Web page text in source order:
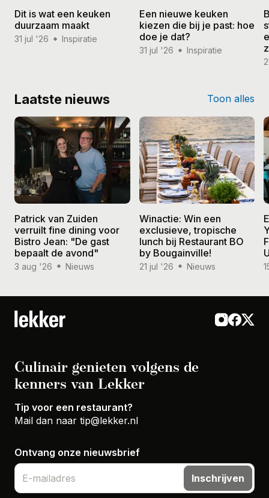
Dit is wat een keuken
duurzaam maakt
31 jul '26 Inspiratie
Een nieuwe keuken
kiezen die bij je past: hoe
doe je dat?
31 jul '26 Inspiratie
Laatste nieuws Toon alles
Patrick van Zuiden
verruilt fine dining voor
Bistro Jean: "De gast
bepaalt de avond"
3 aug '26 Nieuws
Winactie: Win een
exclusieve, tropische
lunch bij Restaurant BO
by Bougainville!
21 jul '26 Nieuws
Culinair genieten volgens de
kenners van Lekker
Tip voor een restaurant?
Mail dan naar tip@lekker.nl
Ontvang onze nieuwsbrief
Inschrijven